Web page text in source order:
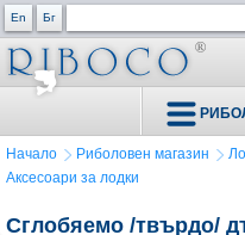
En Бг
Начало Риболовен магазин
Аксесоари за лодки
Сглобяемо /твърдо/